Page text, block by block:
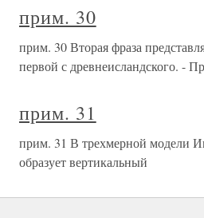
прим. 30
прим. 30 Вторая фраза
первой с древнеисландского. -
прим. 31
прим. 31 В трехмерной модели
образует вертикальный